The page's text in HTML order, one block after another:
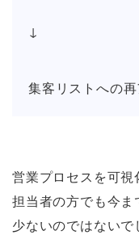
↓
集客リストへの
営業プロセスを可
担当者の方でも今
少ないのではない